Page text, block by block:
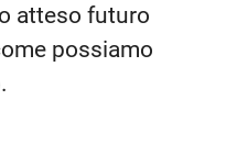
atteso futuro
possiamo